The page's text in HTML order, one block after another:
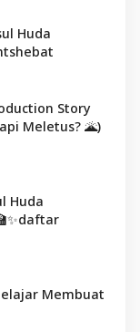
Huda
Story
Meletus? 🌋)
Huda
Membuat